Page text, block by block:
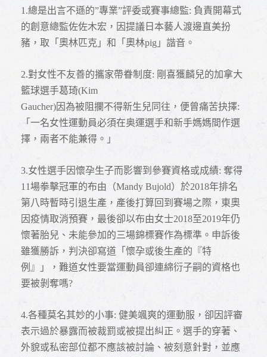
1.總是出言不遜的”專業”評委或賽事總監: 負責開幕式
的創意總監佐佐木宏，因提議日本藝人渡邊直美扮
豬，取「奧林匹克」和「奧林pig」諧音。
2.對女性不友善的攜家帶眷制度: 剛喜獲麟兒的加拿大
籃球選手葛琦(Kim
Gaucher)因為被阻攔不得新生兒同往，便曾痛苦抉擇:
「一名女性運動員必須在奥運選手和新手媽媽間作選
擇，兩者不能兼得。」
3.女性選手因懷孕生子而影響到參賽資格或成績: 奪得
11場拳擊冠軍的布由（Mandy Bujold）於2018年排名
第八時暫時引退生產，產後打算回到賽場之際，東奧
因疫情取消預賽，最後卻以布由女士2018至2019年仍
懷著胎兒、未能參加的三場錦標賽作為標準。申訴後
雖獲勝訴，判決卻寫道「懷孕或後生產的『特
例』」，難道女性要當運動員卻連綿衍子嗣的資格也
要被剝奪嗎?
4.各種莫名其妙的小事: 健美颯爽的運動服，卻因評審
表示過於暴露而被裁罰或被提出糾正。選手的穿著、
外貌或私密部位都不應該被討論、被刻意針對，並應